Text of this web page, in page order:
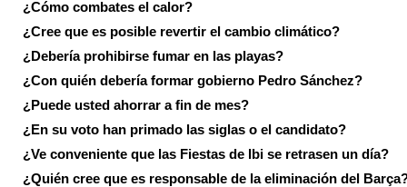
¿Cómo combates el calor?
¿Cree que es posible revertir el cambio climático?
¿Debería prohibirse fumar en las playas?
¿Con quién debería formar gobierno Pedro Sánchez?
¿Puede usted ahorrar a fin de mes?
¿En su voto han primado las siglas o el candidato?
¿Ve conveniente que las Fiestas de Ibi se retrasen un día?
¿Quién cree que es responsable de la eliminación del